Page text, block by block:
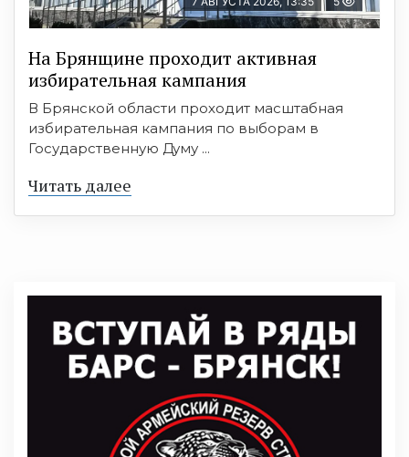
На Брянщине проходит активная
избирательная кампания
В Брянской области проходит масштабная
избирательная кампания по выборам в
Государственную Думу ...
Читать далее